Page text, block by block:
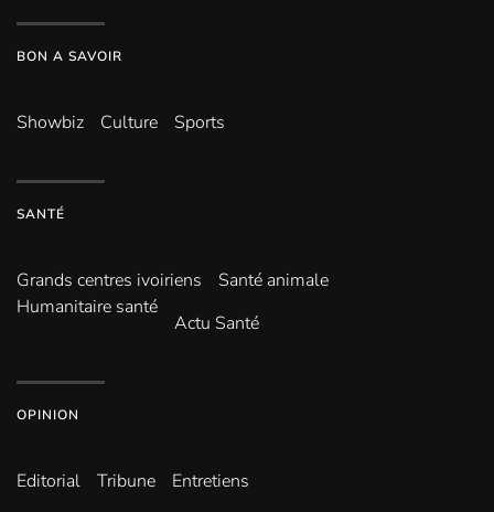
BON A SAVOIR
Showbiz Culture Sports
SANTÉ
Grands centres ivoiriens
Santé animale
Humanitaire santé
Actu Santé
OPINION
Editorial Tribune Entretiens